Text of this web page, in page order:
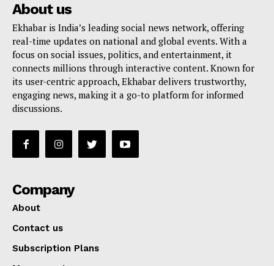
About us
Ekhabar is India’s leading social news network, offering
real-time updates on national and global events. With a
focus on social issues, politics, and entertainment, it
connects millions through interactive content. Known for
its user-centric approach, Ekhabar delivers trustworthy,
engaging news, making it a go-to platform for informed
discussions.
Company
About
Contact us
Subscription Plans